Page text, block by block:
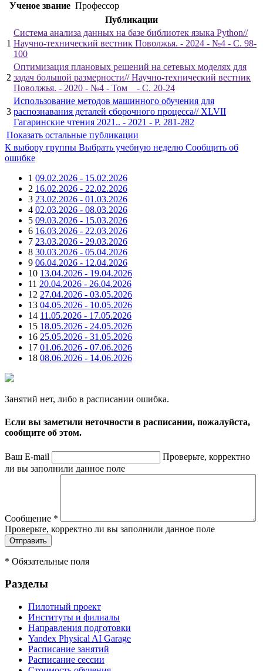
Ученое звание Профессор
Публикации
1
Система анализа данных на базе библиотек языка Python//
Научно-технический вестник Поволжья. - 2024 - №4 - С. 98-
100
2
Оптимизация плановых решений на сетевых моделях для
задач большой размерности// Научно-технический вестник
Поволжья. - 2020 - №4 - Том _ - С. 20-24
3
Использование методов машинного обучения для
распознавания деталей сборочного процесса// XLVII
Гагаринские чтения 2021.. - 2021 - P. 281-282
Показать остальные публикации
К выбору группы Выбрать учебную неделю Сообщить об
ошибке
1 09.02.2026 - 15.02.2026
2 16.02.2026 - 22.02.2026
3 23.02.2026 - 01.03.2026
4 02.03.2026 - 08.03.2026
5 09.03.2026 - 15.03.2026
6 16.03.2026 - 22.03.2026
7 23.03.2026 - 29.03.2026
8 30.03.2026 - 05.04.2026
9 06.04.2026 - 12.04.2026
10 13.04.2026 - 19.04.2026
11 20.04.2026 - 26.04.2026
12 27.04.2026 - 03.05.2026
13 04.05.2026 - 10.05.2026
14 11.05.2026 - 17.05.2026
15 18.05.2026 - 24.05.2026
16 25.05.2026 - 31.05.2026
17 01.06.2026 - 07.06.2026
18 08.06.2026 - 14.06.2026
Занятий нет, либо в расписании ошибка.
Если вы заметили неточности в расписании, пожалуйста,
сообщите об этом.
Ваш E-mail
Проверьте, корректно
ли вы заполнили данное поле
Сообщение *
Проверьте, корректно ли вы заполнили данное поле
* Обязательные поля
Разделы
Пилотный проект
Институты и филиалы
Направления подготовки
Yandex Physical AI Garage
Расписание занятий
Расписание сессии